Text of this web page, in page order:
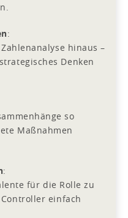
:
hinaus –
Denken
so
Maßnahmen
:
für die Rolle zu
einfach